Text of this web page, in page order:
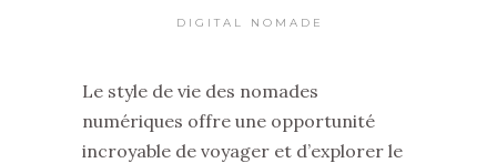
DIGITAL NOMADE
Le style de vie des nomades
numériques offre une opportunité
incroyable de voyager et d’explorer le